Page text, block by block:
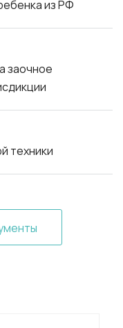
из РФ
заочное
техники